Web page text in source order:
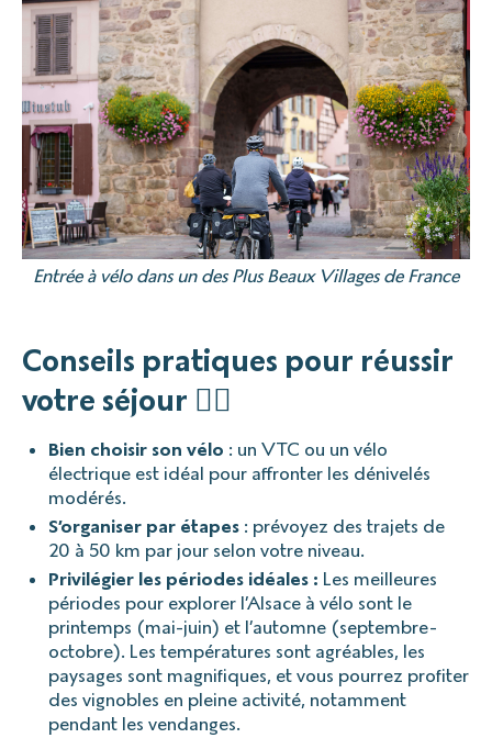
Entrée à vélo dans un des Plus Beaux Villages de France
Conseils pratiques pour réussir
votre séjour 🚴‍♀️
Bien choisir son vélo : un VTC ou un vélo
électrique est idéal pour affronter les dénivelés
modérés.
S’organiser par étapes : prévoyez des trajets de
20 à 50 km par jour selon votre niveau.
Privilégier les périodes idéales : Les meilleures
périodes pour explorer l’Alsace à vélo sont le
printemps (mai-juin) et l’automne (septembre-
octobre). Les températures sont agréables, les
paysages sont magnifiques, et vous pourrez profiter
des vignobles en pleine activité, notamment
pendant les vendanges.